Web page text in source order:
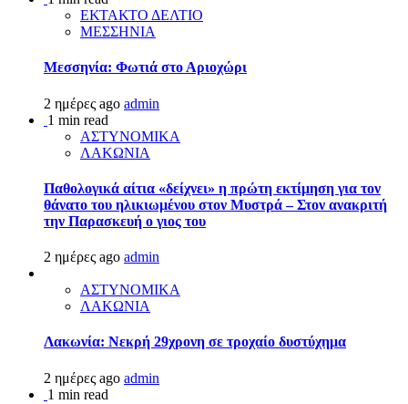
ΕΚΤΑΚΤΟ ΔΕΛΤΙΟ
ΜΕΣΣΗΝΙΑ
Μεσσηνία: Φωτιά στο Αριοχώρι
2 ημέρες ago admin
1 min read
ΑΣΤΥΝΟΜΙΚΑ
ΛΑΚΩΝΙΑ
Παθολογικά αίτια «δείχνει» η πρώτη εκτίμηση για τον
θάνατο του ηλικιωμένου στον Μυστρά – Στον ανακριτή
την Παρασκευή ο γιος του
2 ημέρες ago admin
ΑΣΤΥΝΟΜΙΚΑ
ΛΑΚΩΝΙΑ
Λακωνία: Νεκρή 29χρονη σε τροχαίο δυστύχημα
2 ημέρες ago admin
1 min read